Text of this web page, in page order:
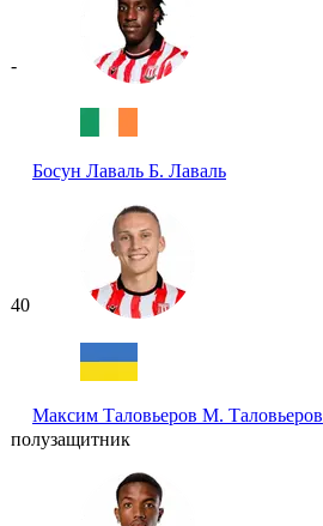
-
Босун Лаваль Б. Лаваль
40
Максим Таловьеров М. Таловьеров
полузащитник